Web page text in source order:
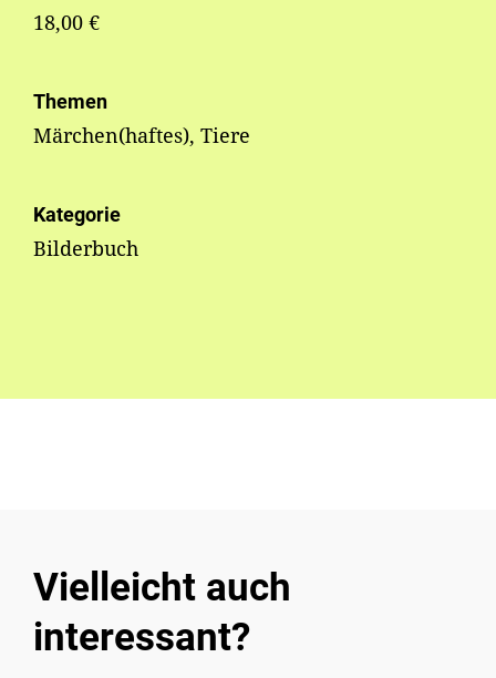
18,00 €
Themen
Märchen(haftes), Tiere
Kategorie
Bilderbuch
Vielleicht auch
interessant?